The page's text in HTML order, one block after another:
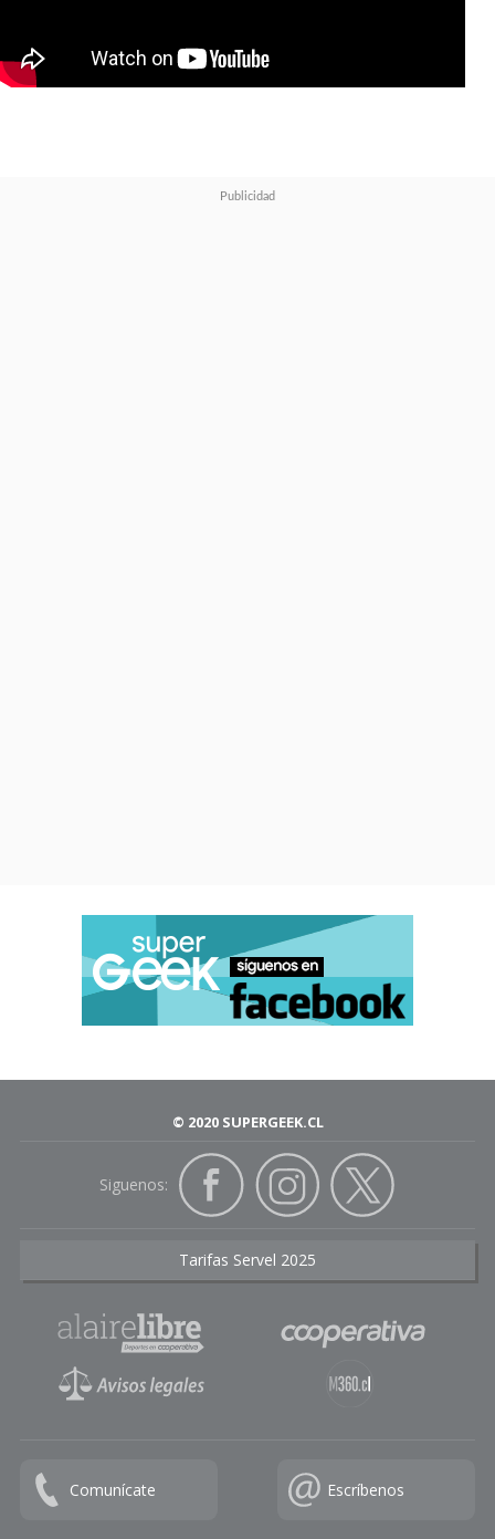
de "Godzilla" y "Kong" para la
© 2020 SUPERGEEK.CL
Siguenos:
Tarifas Servel 2025
Comunícate Escríbenos